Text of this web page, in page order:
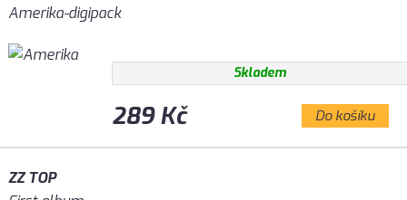
Amerika-digipack
Skladem
289 Kč Do košíku
ZZ TOP